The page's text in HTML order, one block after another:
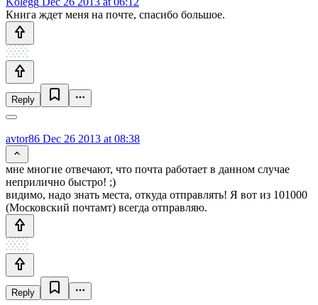
Книга ждет меня на почте, спасибо большое.
Reply
avtor86 Dec 26 2013 at 08:38
мне многие отвечают, что почта работает в данном случае
неприлично быстро! ;)
видимо, надо знать места, откуда отправлять! Я вот из 101000
(Московский почтамт) всегда отправляю.
Reply